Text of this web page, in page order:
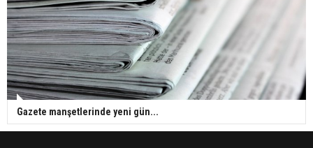
Gazete manşetlerinde yeni gün...